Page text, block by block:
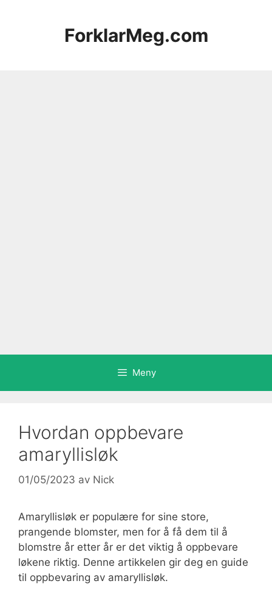
ForklarMeg.com
Meny
Hvordan oppbevare
amaryllisløk
01/05/2023 av Nick
Amaryllisløk er populære for sine store,
prangende blomster, men for å få dem til å
blomstre år etter år er det viktig å oppbevare
løkene riktig. Denne artikkelen gir deg en guide
til oppbevaring av amaryllisløk.